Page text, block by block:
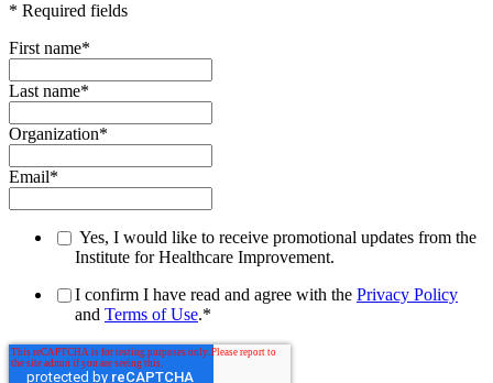
* Required fields
First name*
Last name*
Organization*
Email*
Yes, I would like to receive promotional updates from the
Institute for Healthcare Improvement.
I confirm I have read and agree with the Privacy Policy
and Terms of Use.*